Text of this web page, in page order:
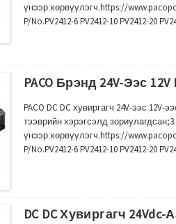
үнээр хөрвүүлэгч.https://
P/No.PV2412-6 PV2412-10 PV2412-20
Гаралтын хүчдэл 12-13.8V AA
PACO Брэнд 24V-Ээс
PACO DC DC хувиргагч 24V-ээс
тээврийн хэрэгсэлд
үнээр хөрвүүлэгч.https://
P/No.PV2412-6 PV2412-10 PV2412-20
DC DC Хувиргагч 24Vdc-